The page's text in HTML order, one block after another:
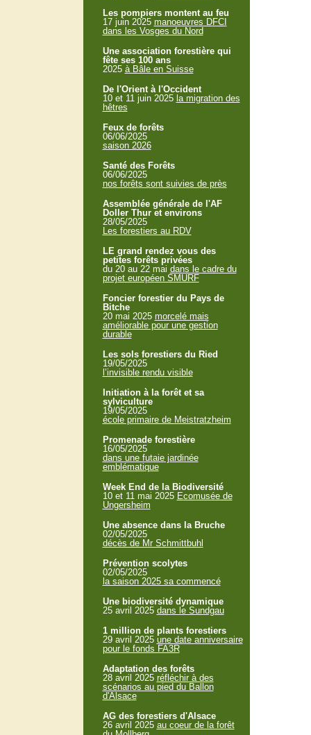
Les pompiers montent au feu
17 juin 2025 manoeuvres DFCI
dans les Vosges du Nord
Une association forestière qui
fête ses 100 ans
2025 à Bâle en Suisse
De l'Orient à l'Occident
10 et 11 juin 2025 la migration des
hêtres
Feux de forêts
06/06/2025
saison 2026
Santé des Forêts
06/06/2025
nos forêts sont suivies de près
Assemblée générale de l'AF
Doller Thur et environs
28/05/2025
Les forestiers au RDV
LE grand rendez vous des
petites forêts privées
du 20 au 22 mai dans le cadre du
projet européen SMURF
Foncier forestier du Pays de
Bitche
20 mai 2025 morcelé mais
améliorable pour une gestion
durable
Les sols forestiers du Ried
19/05/2025
l’invisible rendu visible
Initiation à la forêt et sa
sylviculture
19/05/2025
école primaire de Meistratzheim
Promenade forestière
16/05/2025
dans une futaie jardinée
emblématique
Week End de la Biodiversité
10 et 11 mai 2025 Ecomusée de
Ungersheim
Une absence dans la Bruche
02/05/2025
décès de Mr Schmittbuhl
Prévention scolytes
02/05/2025
la saison 2025 sa commencé
Une biodiversité dynamique
25 avril 2025 dans le Sundgau
1 million de plants forestiers
29 avril 2025 une date anniversaire
pour le fonds FA3R
Adaptation des forêts
28 avril 2025 réfléchir à des
scénarios au pied du Ballon
d'Alsace
AG des forestiers d'Alsace
26 avril 2025 au coeur de la forêt